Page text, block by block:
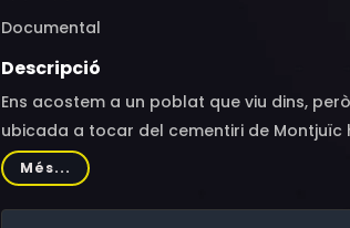
Documental
Descripció
Ens acostem a un poblat que viu dins,
ubicada a tocar del cementiri de Montjuïc
abandonar la zona atès que el Port de
a fil conductor, mostrem les
Més...